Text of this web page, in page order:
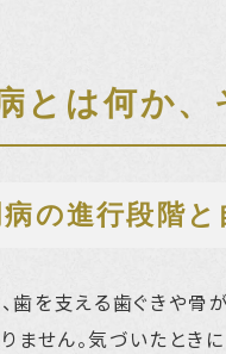
とは何か
の進行段階と
歯を支える歯ぐきや骨
ません。気づいたとき